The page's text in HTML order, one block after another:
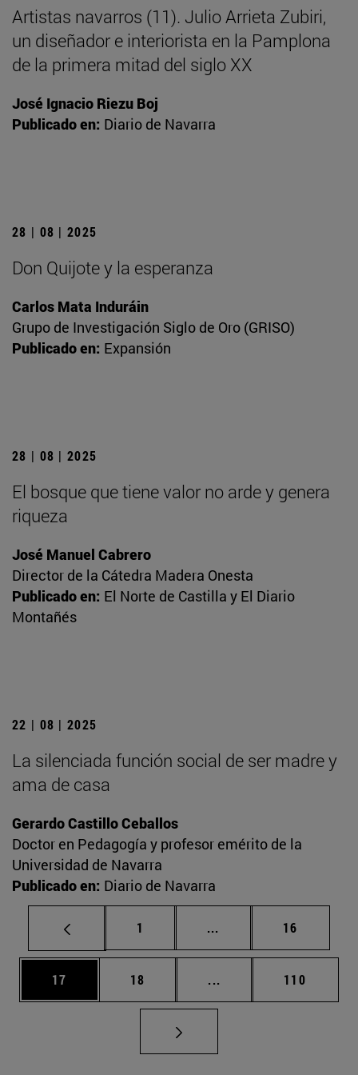
Artistas navarros (11). Julio Arrieta Zubiri,
un diseñador e interiorista en la Pamplona
de la primera mitad del siglo XX
José Ignacio Riezu Boj
Publicado en: Diario de Navarra
28 | 08 | 2025
Don Quijote y la esperanza
Carlos Mata Induráin
Grupo de Investigación Siglo de Oro (GRISO)
Publicado en: Expansión
28 | 08 | 2025
El bosque que tiene valor no arde y genera
riqueza
José Manuel Cabrero
Director de la Cátedra Madera Onesta
Publicado en: El Norte de Castilla y El Diario
Montañés
22 | 08 | 2025
La silenciada función social de ser madre y
ama de casa
Gerardo Castillo Ceballos
Doctor en Pedagogía y profesor emérito de la
Universidad de Navarra
Publicado en: Diario de Navarra
Página
1 ... Páginas intermedias
Página
16
Página
17 Página
18 ... Páginas intermedias
Página
110